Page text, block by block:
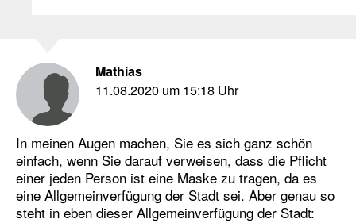
Mathias
11.08.2020 um 15:18 Uhr
In meinen Augen machen, Sie es sich ganz schön
einfach, wenn Sie darauf verweisen, dass die Pflicht
einer jeden Person ist eine Maske zu tragen, da es
eine Allgemeinverfügung der Stadt sei. Aber genau so
steht in eben dieser Allgemeinverfügung der Stadt: